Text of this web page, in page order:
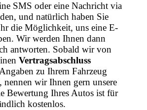
SMS oder eine Nachricht via
und natürlich haben Sie
die Möglichkeit, uns eine E-
Wir werden Ihnen dann
antworten. Sobald wir von
Vertragsabschluss
zu Ihrem Fahrzeug
nennen wir Ihnen gern unsere
Bewertung Ihres Autos ist für
kostenlos.